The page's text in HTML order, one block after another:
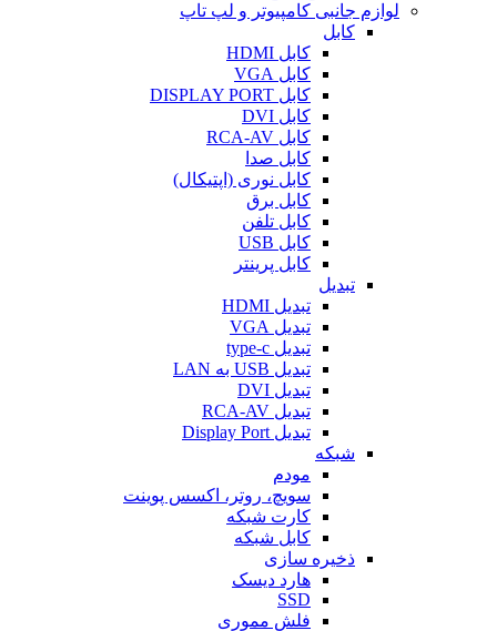
لوازم جانبی کامپیوتر و لپ تاپ
کابل
کابل HDMI
کابل VGA
کابل DISPLAY PORT
کابل DVI
کابل RCA-AV
کابل صدا
کابل نوری (اپتیکال)
کابل برق
کابل تلفن
کابل USB
کابل پرینتر
تبدیل
تبدیل HDMI
تبدیل VGA
تبدیل type-c
تبدیل USB به LAN
تبدیل DVI
تبدیل RCA-AV
تبدیل Display Port
شبکه
مودم
سویچ، روتر، اکسس پوینت
کارت شبکه
کابل شبکه
ذخیره سازی
هارد دیسک
SSD
فلش مموری